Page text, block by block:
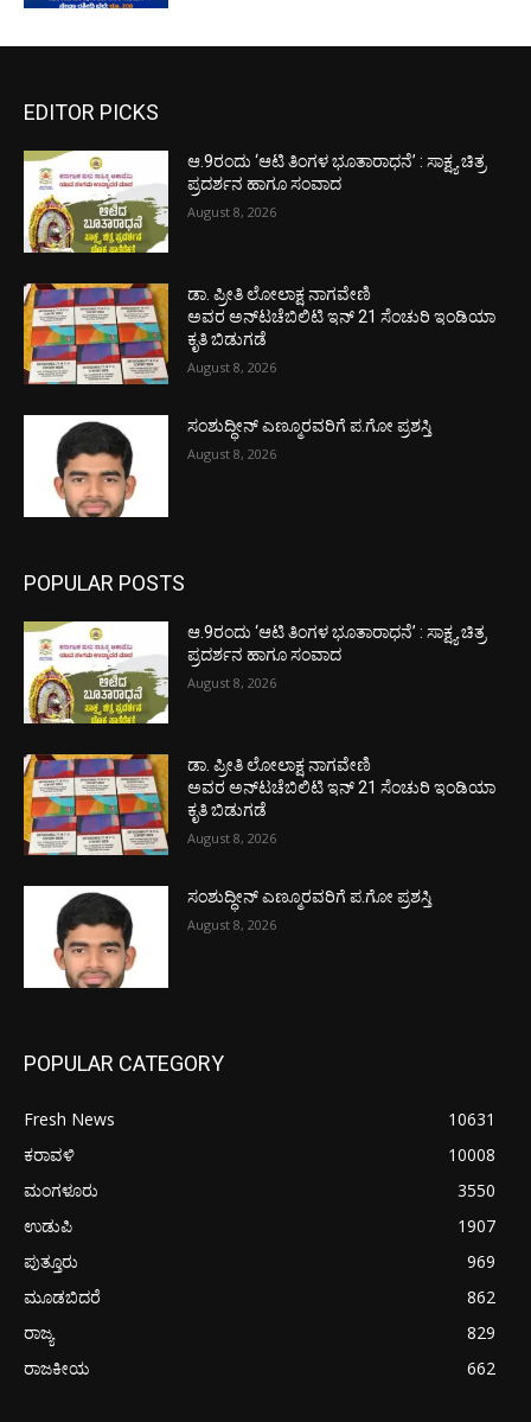
EDITOR PICKS
ಆ.9ರಂದು ‘ಆಟಿ ತಿಂಗಳ ಭೂತಾರಾಧನೆ’ : ಸಾಕ್ಷ್ಯ ಚಿತ್ರ
ಪ್ರದರ್ಶನ ಹಾಗೂ ಸಂವಾದ
August 8, 2026
ಡಾ. ಪ್ರೀತಿ ಲೋಲಾಕ್ಷ ನಾಗವೇಣಿ
ಅವರ ಅನ್‌ಟಚೆಬಿಲಿಟಿ ಇನ್ 21 ಸೆಂಚುರಿ ಇಂಡಿಯಾ
ಕೃತಿ ಬಿಡುಗಡೆ
August 8, 2026
ಸಂಶುದ್ಧೀನ್ ಎಣ್ಮೂರವರಿಗೆ ಪ.ಗೋ ಪ್ರಶಸ್ತಿ
August 8, 2026
POPULAR POSTS
ಆ.9ರಂದು ‘ಆಟಿ ತಿಂಗಳ ಭೂತಾರಾಧನೆ’ : ಸಾಕ್ಷ್ಯ ಚಿತ್ರ
ಪ್ರದರ್ಶನ ಹಾಗೂ ಸಂವಾದ
August 8, 2026
ಡಾ. ಪ್ರೀತಿ ಲೋಲಾಕ್ಷ ನಾಗವೇಣಿ
ಅವರ ಅನ್‌ಟಚೆಬಿಲಿಟಿ ಇನ್ 21 ಸೆಂಚುರಿ ಇಂಡಿಯಾ
ಕೃತಿ ಬಿಡುಗಡೆ
August 8, 2026
ಸಂಶುದ್ಧೀನ್ ಎಣ್ಮೂರವರಿಗೆ ಪ.ಗೋ ಪ್ರಶಸ್ತಿ
August 8, 2026
POPULAR CATEGORY
Fresh News
10631
ಕರಾವಳಿ
10008
ಮಂಗಳೂರು
3550
ಉಡುಪಿ
1907
ಪುತ್ತೂರು
969
ಮೂಡಬಿದರೆ
862
ರಾಜ್ಯ
829
ರಾಜಕೀಯ
662